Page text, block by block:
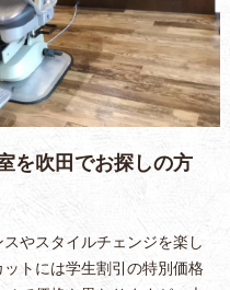
を吹田でお探しの方
やスタイルチェンジを楽し
トには学生割引の特別価格